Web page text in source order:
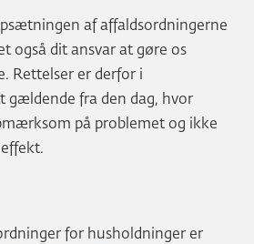
af affaldsordningerne
også dit ansvar at gøre os
Rettelser er derfor i
gældende fra den dag, hvor
på problemet og ikke
for husholdninger er